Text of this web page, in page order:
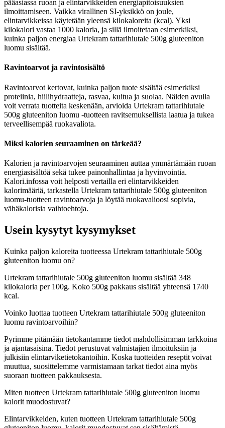
pääasiassa ruoan ja elintarvikkeiden energiapitoisuuksien
ilmoittamiseen. Vaikka virallinen SI-yksikkö on joule,
elintarvikkeissa käytetään yleensä kilokaloreita (kcal). Yksi
kilokalori vastaa 1000 kaloria, ja sillä ilmoitetaan esimerkiksi,
kuinka paljon energiaa Urtekram tattarihiutale 500g gluteeniton
luomu sisältää.
Ravintoarvot ja ravintosisältö
Ravintoarvot kertovat, kuinka paljon tuote sisältää esimerkiksi
proteiinia, hiilihydraatteja, rasvaa, kuitua ja suolaa. Näiden avulla
voit verrata tuotteita keskenään, arvioida Urtekram tattarihiutale
500g gluteeniton luomu -tuotteen ravitsemuksellista laatua ja tukea
terveellisempää ruokavaliota.
Miksi kalorien seuraaminen on tärkeää?
Kalorien ja ravintoarvojen seuraaminen auttaa ymmärtämään ruoan
energiasisältöä sekä tukee painonhallintaa ja hyvinvointia.
Kalori.infossa voit helposti vertailla eri elintarvikkeiden
kalorimääriä, tarkastella Urtekram tattarihiutale 500g gluteeniton
luomu-tuotteen ravintoarvoja ja löytää ruokavalioosi sopivia,
vähäkalorisia vaihtoehtoja.
Usein kysytyt kysymykset
Kuinka paljon kaloreita tuotteessa Urtekram tattarihiutale 500g
gluteeniton luomu on?
Urtekram tattarihiutale 500g gluteeniton luomu sisältää 348
kilokaloria per 100g. Koko 500g pakkaus sisältää yhteensä 1740
kcal.
Voinko luottaa tuotteen Urtekram tattarihiutale 500g gluteeniton
luomu ravintoarvoihin?
Pyrimme pitämään tietokantamme tiedot mahdollisimman tarkkoina
ja ajantasaisina. Tiedot perustuvat valmistajien ilmoituksiin ja
julkisiin elintarviketietokantoihin. Koska tuotteiden reseptit voivat
muuttua, suosittelemme varmistamaan tarkat tiedot aina myös
suoraan tuotteen pakkauksesta.
Miten tuotteen Urtekram tattarihiutale 500g gluteeniton luomu
kalorit muodostuvat?
Elintarvikkeiden, kuten tuotteen Urtekram tattarihiutale 500g